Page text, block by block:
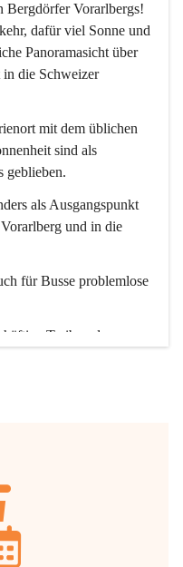
Bergdörfer Vorarlbergs!
dafür viel Sonne und
Panoramasicht über
in die Schweizer
mit dem üblichen
sind als
geblieben.
als Ausgangspunkt
und in die
für Busse problemlose
Treiben der